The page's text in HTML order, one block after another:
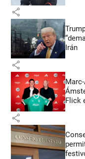
share
Irán
share
Flick
share